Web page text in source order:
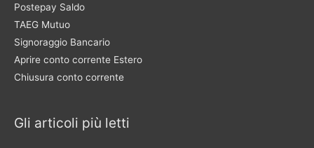
Postepay Saldo
TAEG Mutuo
Signoraggio Bancario
Aprire conto corrente Estero
Chiusura conto corrente
Gli articoli più letti